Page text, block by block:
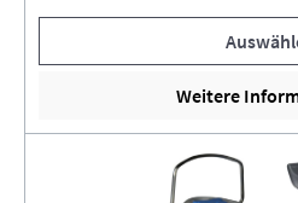
Weitere